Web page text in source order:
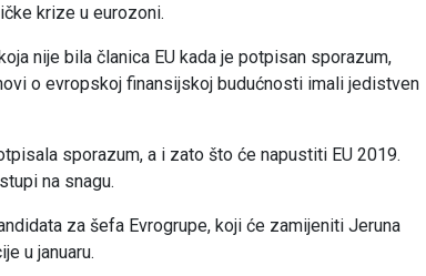
krize u eurozoni.
nije bila članica EU kada je potpisan sporazum,
o evropskoj finansijskoj budućnosti imali jedistven
sporazum, a i zato što će napustiti EU 2019.
na snagu.
za šefa Evrogrupe, koji će zamijeniti Jeruna
u januaru.